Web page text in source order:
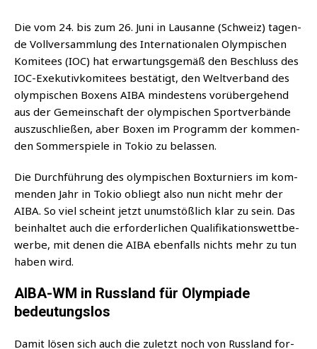
Die vom 24. bis zum 26. Juni in Lau­sanne (Schweiz) tagen­
de Voll­ver­samm­lung des Inter­na­tio­na­len Olym­pi­schen
Komi­tees (IOC) hat erwar­tungs­ge­mäß den Beschluss des
IOC-Exe­ku­tiv­ko­mi­tees bestä­tigt, den Welt­ver­band des
olym­pi­schen Boxens AIBA min­des­tens vor­über­ge­hend
aus der Gemein­schaft der olym­pi­schen Sport­ver­bän­de
aus­zu­schlie­ßen, aber Boxen im Pro­gramm der kom­men­
den Som­mer­spie­le in Tokio zu belassen.
Die Durch­füh­rung des olym­pi­schen Box­tur­niers im kom­
men­den Jahr in Tokio obliegt also nun nicht mehr der
AIBA. So viel scheint jetzt unum­stöß­lich klar zu sein. Das
beinhal­tet auch die erfor­der­li­chen Qua­li­fi­ka­ti­ons­wett­be­
wer­be, mit denen die AIBA eben­falls nichts mehr zu tun
haben wird.
AIBA-WM in Russland für Olympiade
bedeutungslos
Damit lösen sich auch die zuletzt noch von Russ­land for­